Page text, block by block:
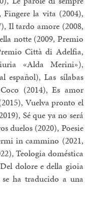
la vita (2004),
Il tardo amore (2008,
notte (2009, Premio
Città di Adelfia,
«Alda Merini»),
español), Las sílabas
(2014), Es amor
Vuelva pronto el
Sé que ya no será
duelos (2020), Poesie
in cammino (2021,
Teologia doméstica
dolore e della gioia
se ha traducido a una